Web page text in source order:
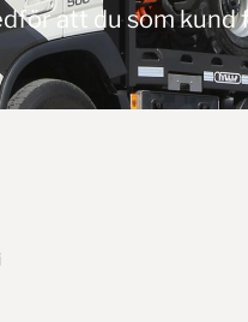
att du som